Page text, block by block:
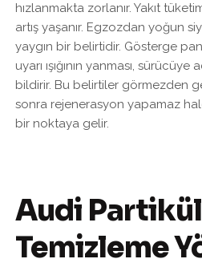
hızlanmakta zorlanır. Yakıt
artış yaşanır. Egzozdan yoğun
yaygın bir belirtidir. Gösterge
uyarı ışığının yanması,
bildirir. Bu belirtiler görmezden
sonra rejenerasyon yapamaz
bir noktaya gelir.
Audi Partikül
Temizleme